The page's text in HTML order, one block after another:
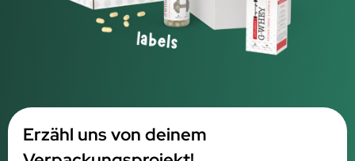
Erzähl uns von deinem